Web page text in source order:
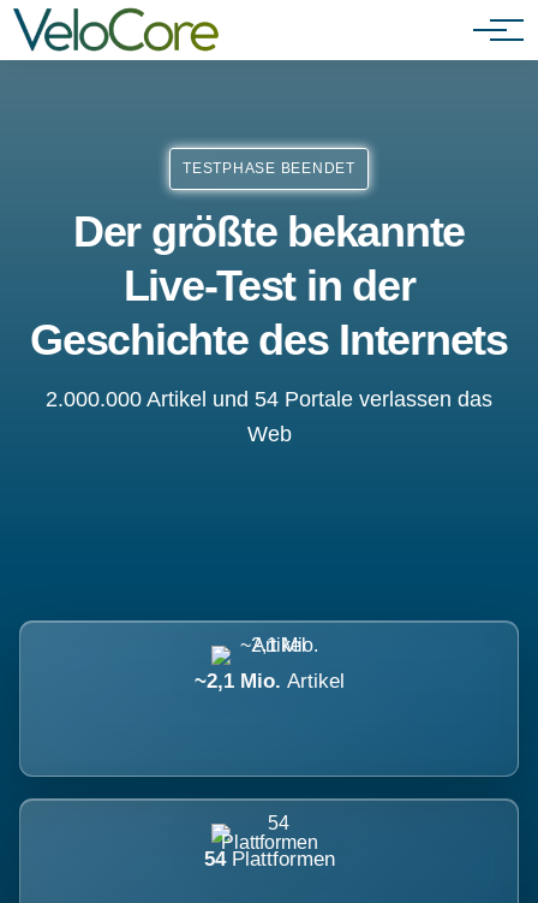
Agenturen & Webdesigner
TESTPHASE BEENDET
Der größte bekannte
Live-Test in der
Geschichte des Internets
2.000.000 Artikel und 54 Portale verlassen das
Web
~2,1 Mio. Artikel
54 Plattformen